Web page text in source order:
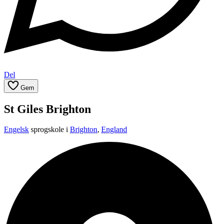
Del
Gem
St Giles Brighton
Engelsk sprogskole i Brighton, England